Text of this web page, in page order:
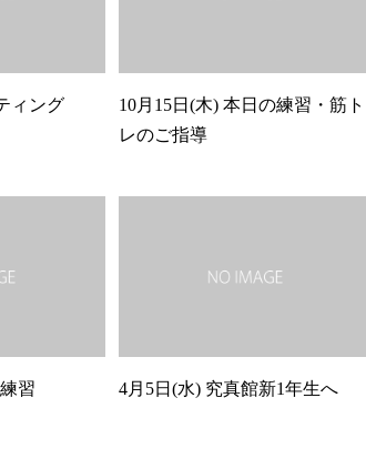
ィング
10月15日(木) 本日の練習・筋ト
レのご指導
習 4月5日(水) 究真館新1年生へ